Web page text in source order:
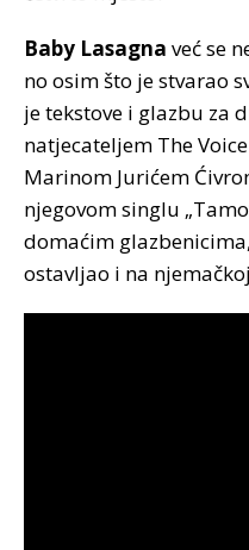
Baby Lasagna već se
no osim što je stvarao
je tekstove i glazbu za
natjecateljem The
Marinom Jurićem
njegovom singlu
domaćim
ostavljao i na